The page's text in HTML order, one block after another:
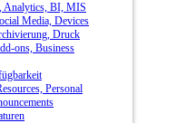
Analytics, BI, MIS
Media, Devices
Druck
ons, Business
Personal